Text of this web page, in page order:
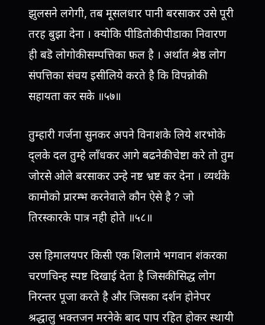
झुलसने लगेगी, तब मूसलधार पानी बरसाकर उसे पूरी
तरह बुझा देना । क्योकि पीडितोकी पीडाका निवारण
ही बडॆ लोगोकी सम्पत्तिका फ़ल है । अर्थात श्रेष्ठ लोग
संपत्तिका संचय इसीलिये करते है कि विपन्नोकी
सहायता कर सके ॥५७॥
तुम्हारी गर्जना सुनकर अपने विनाशके लिये शरभोके
द्लके दल तुम्हे लाँधकर आगे बढनेकी चेष्टा करे तो तुम
जोरसे ओले बरसाकर उन्हे नष्ट भ्रष्ट कर देना । व्यर्थके
कामोको प्रारम्भ करनेवाले कौन ऐसे है ? जो
तिरस्कारके पात्र नही होते ॥५८॥
उस हिमालयपर किसी एक शिलामे भगवान शंकरका
चरणचिन्ह स्पष्ट दिखाई देता है जिसकी सिद्ध लोग
निरन्तर पूजा करते है और जिसका दर्शन होनेपर
श्रद्धालु भक्तजन मरनेके बाद पाप रहित होकर स्थायी